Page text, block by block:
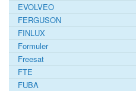
EVOLVEO
FERGUSON
FINLUX
Formuler
Freesat
FTE
FUBA